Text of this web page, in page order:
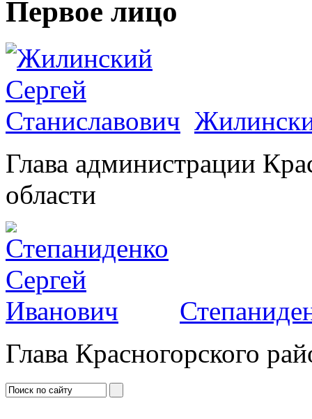
Первое лицо
Глава администрации
области
Глава Красногорского